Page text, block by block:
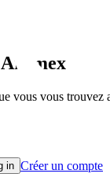
in Créer un compte
vous vous trouvez